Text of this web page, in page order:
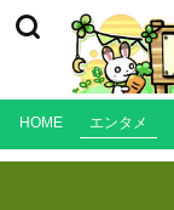
HOME エンタメ